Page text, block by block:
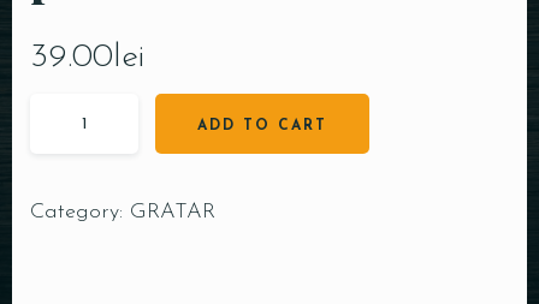
39.00lei
ADD TO CART
Category: GRATAR